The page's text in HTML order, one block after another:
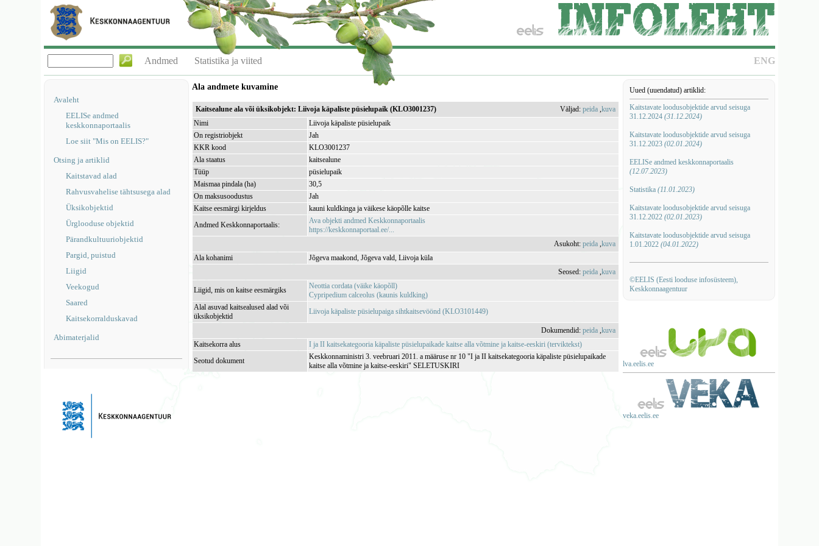
ENG
Andmed Statistika ja viited
Avaleht
EELISe andmed
keskkonnaportaalis
Loe siit "Mis on EELIS?"
Otsing ja artiklid
Kaitstavad alad
Rahvusvahelise tähtsusega alad
Üksikobjektid
Ürglooduse objektid
Pärandkultuuriobjektid
Pargid, puistud
Liigid
Veekogud
Saared
Kaitsekorralduskavad
Abimaterjalid
Uued (uuendatud) artiklid:
Kaitstavate loodusobjektide arvud seisuga
31.12.2024 (31.12.2024)
Kaitstavate loodusobjektide arvud seisuga
31.12.2023 (02.01.2024)
EELISe andmed keskkonnaportaalis
(12.07.2023)
Statistika (11.01.2023)
Kaitstavate loodusobjektide arvud seisuga
31.12.2022 (02.01.2023)
Kaitstavate loodusobjektide arvud seisuga
1.01.2022 (04.01.2022)
©EELIS (Eesti looduse infosüsteem),
Keskkonnaagentuur
lva.eelis.ee
veka.eelis.ee
Ala andmete kuvamine
Kaitsealune ala või üksikobjekt: Liivoja käpaliste püsielupaik (KLO3001237) Väljad:peida ,kuva
Nimi
Liivoja käpaliste püsielupaik
On registriobjekt
Jah
KKR kood
KLO3001237
Ala staatus
kaitsealune
Tüüp
püsielupaik
Maismaa pindala (ha)
30,5
On maksusoodustus
Jah
Kaitse eesmärgi kirjeldus
kauni kuldkinga ja väikese käopõlle kaitse
Andmed Keskkonnaportaalis:
Ava objekti andmed Keskkonnaportaalis
https://keskkonnaportaal.ee/...
Asukoht:peida ,kuva
Ala kohanimi
Jõgeva maakond, Jõgeva vald, Liivoja küla
Seosed:peida ,kuva
Liigid, mis on kaitse eesmärgiks
Neottia cordata (väike käopõll)
Cypripedium calceolus (kaunis kuldking)
Alal asuvad kaitsealused alad või
üksikobjektid
Liivoja käpaliste püsielupaiga sihtkaitsevöönd (KLO3101449)
Dokumendid:peida ,kuva
Kaitsekorra alus
I ja II kaitsekategooria käpaliste püsielupaikade kaitse alla võtmine ja kaitse-eeskiri (terviktekst)
Seotud dokument
Keskkonnaministri 3. veebruari 2011. a määruse nr 10 "I ja II kaitsekategooria käpaliste püsielupaikade
kaitse alla võtmine ja kaitse-eeskiri" SELETUSKIRI